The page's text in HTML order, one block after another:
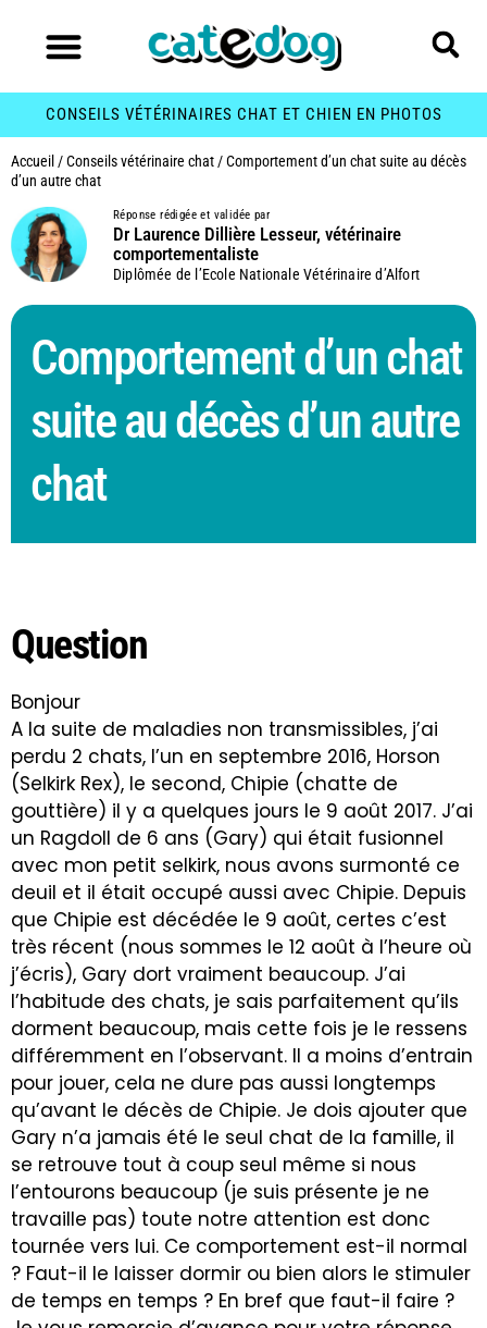
CONSEILS VÉTÉRINAIRES CHAT ET CHIEN EN PHOTOS
Accueil /Conseils vétérinaire chat /Comportement d’un chat suite au décès
d’un autre chat
Réponse rédigée et validée par
Dr Laurence Dillière Lesseur, vétérinaire
comportementaliste
Diplômée de l’Ecole Nationale Vétérinaire d’Alfort
Comportement d’un chat
suite au décès d’un autre
chat
Question
Bonjour
A la suite de maladies non transmissibles, j’ai
perdu 2 chats, l’un en septembre 2016, Horson
(Selkirk Rex), le second, Chipie (chatte de
gouttière) il y a quelques jours le 9 août 2017. J’ai
un Ragdoll de 6 ans (Gary) qui était fusionnel
avec mon petit selkirk, nous avons surmonté ce
deuil et il était occupé aussi avec Chipie. Depuis
que Chipie est décédée le 9 août, certes c’est
très récent (nous sommes le 12 août à l’heure où
j’écris), Gary dort vraiment beaucoup. J’ai
l’habitude des chats, je sais parfaitement qu’ils
dorment beaucoup, mais cette fois je le ressens
différemment en l’observant. Il a moins d’entrain
pour jouer, cela ne dure pas aussi longtemps
qu’avant le décès de Chipie. Je dois ajouter que
Gary n’a jamais été le seul chat de la famille, il
se retrouve tout à coup seul même si nous
l’entourons beaucoup (je suis présente je ne
travaille pas) toute notre attention est donc
tournée vers lui. Ce comportement est-il normal
? Faut-il le laisser dormir ou bien alors le stimuler
de temps en temps ? En bref que faut-il faire ?